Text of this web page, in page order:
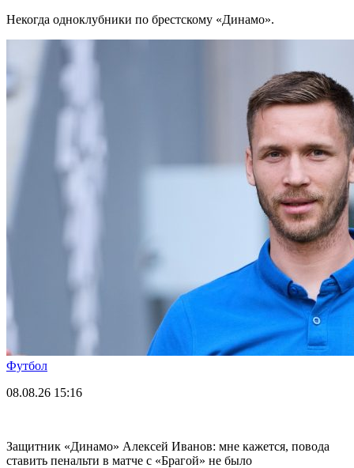
Некогда одноклубники по брестскому «Динамо».
Футбол
08.08.26 15:16
Защитник «Динамо» Алексей Иванов: мне кажется, повода
ставить пенальти в матче с «Брагой» не было